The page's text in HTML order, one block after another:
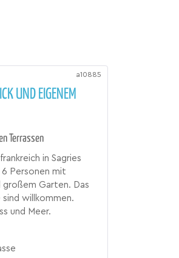
a10885
UND EIGENEM
Terrassen
in Sagries
6 Personen mit
großem Garten. Das
willkommen.
und Meer.